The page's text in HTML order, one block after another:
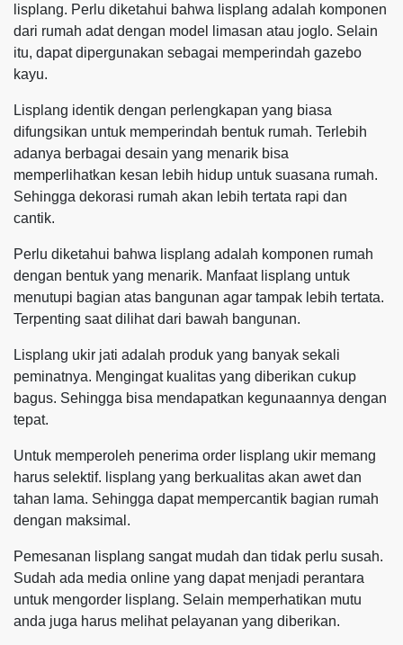
lisplang. Perlu diketahui bahwa lisplang adalah komponen
dari rumah adat dengan model limasan atau joglo. Selain
itu, dapat dipergunakan sebagai memperindah gazebo
kayu.
Lisplang identik dengan perlengkapan yang biasa
difungsikan untuk memperindah bentuk rumah. Terlebih
adanya berbagai desain yang menarik bisa
memperlihatkan kesan lebih hidup untuk suasana rumah.
Sehingga dekorasi rumah akan lebih tertata rapi dan
cantik.
Perlu diketahui bahwa lisplang adalah komponen rumah
dengan bentuk yang menarik. Manfaat lisplang untuk
menutupi bagian atas bangunan agar tampak lebih tertata.
Terpenting saat dilihat dari bawah bangunan.
Lisplang ukir jati adalah produk yang banyak sekali
peminatnya. Mengingat kualitas yang diberikan cukup
bagus. Sehingga bisa mendapatkan kegunaannya dengan
tepat.
Untuk memperoleh penerima order lisplang ukir memang
harus selektif. lisplang yang berkualitas akan awet dan
tahan lama. Sehingga dapat mempercantik bagian rumah
dengan maksimal.
Pemesanan lisplang sangat mudah dan tidak perlu susah.
Sudah ada media online yang dapat menjadi perantara
untuk mengorder lisplang. Selain memperhatikan mutu
anda juga harus melihat pelayanan yang diberikan.